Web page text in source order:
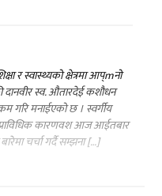
र स्वास्थ्यको क्षेत्रमा आप्mनो
दानवीर स्व. औतारदेई कशौधन
गरि मनाईएको छ । स्वर्गीय
कारणवश आज आईतबार
चर्चा गर्दै सम्झना […]